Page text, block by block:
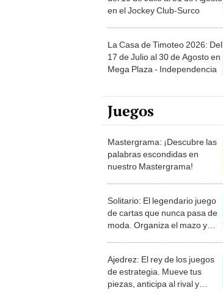
en el Jockey Club-Surco
La Casa de Timoteo 2026: Del
17 de Julio al 30 de Agosto en
Mega Plaza - Independencia
Juegos
Mastergrama: ¡Descubre las
palabras escondidas en
nuestro Mastergrama!
Solitario: El legendario juego
de cartas que nunca pasa de
moda. Organiza el mazo y
Ajedrez: El rey de los juegos
de estrategia. Mueve tus
piezas, anticipa al rival y